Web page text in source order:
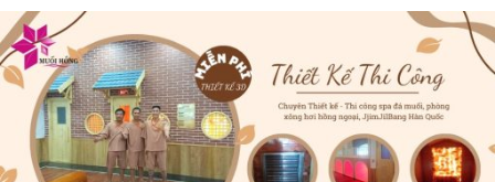
Muối
Group
JjimJilBang
Muối
Hồng
Group
Ngâm
Onsen
–
Muối
Hồng
Group